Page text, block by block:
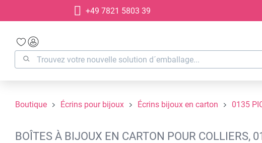
Passer à la navigation principale
+49 7821 5803 39
Boutique Écrins pour bijoux Écrins bijoux en carton 0135
BOÎTES À BIJOUX EN CARTON POUR